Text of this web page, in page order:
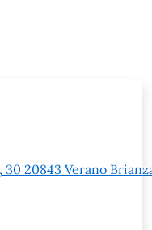
20843 Verano